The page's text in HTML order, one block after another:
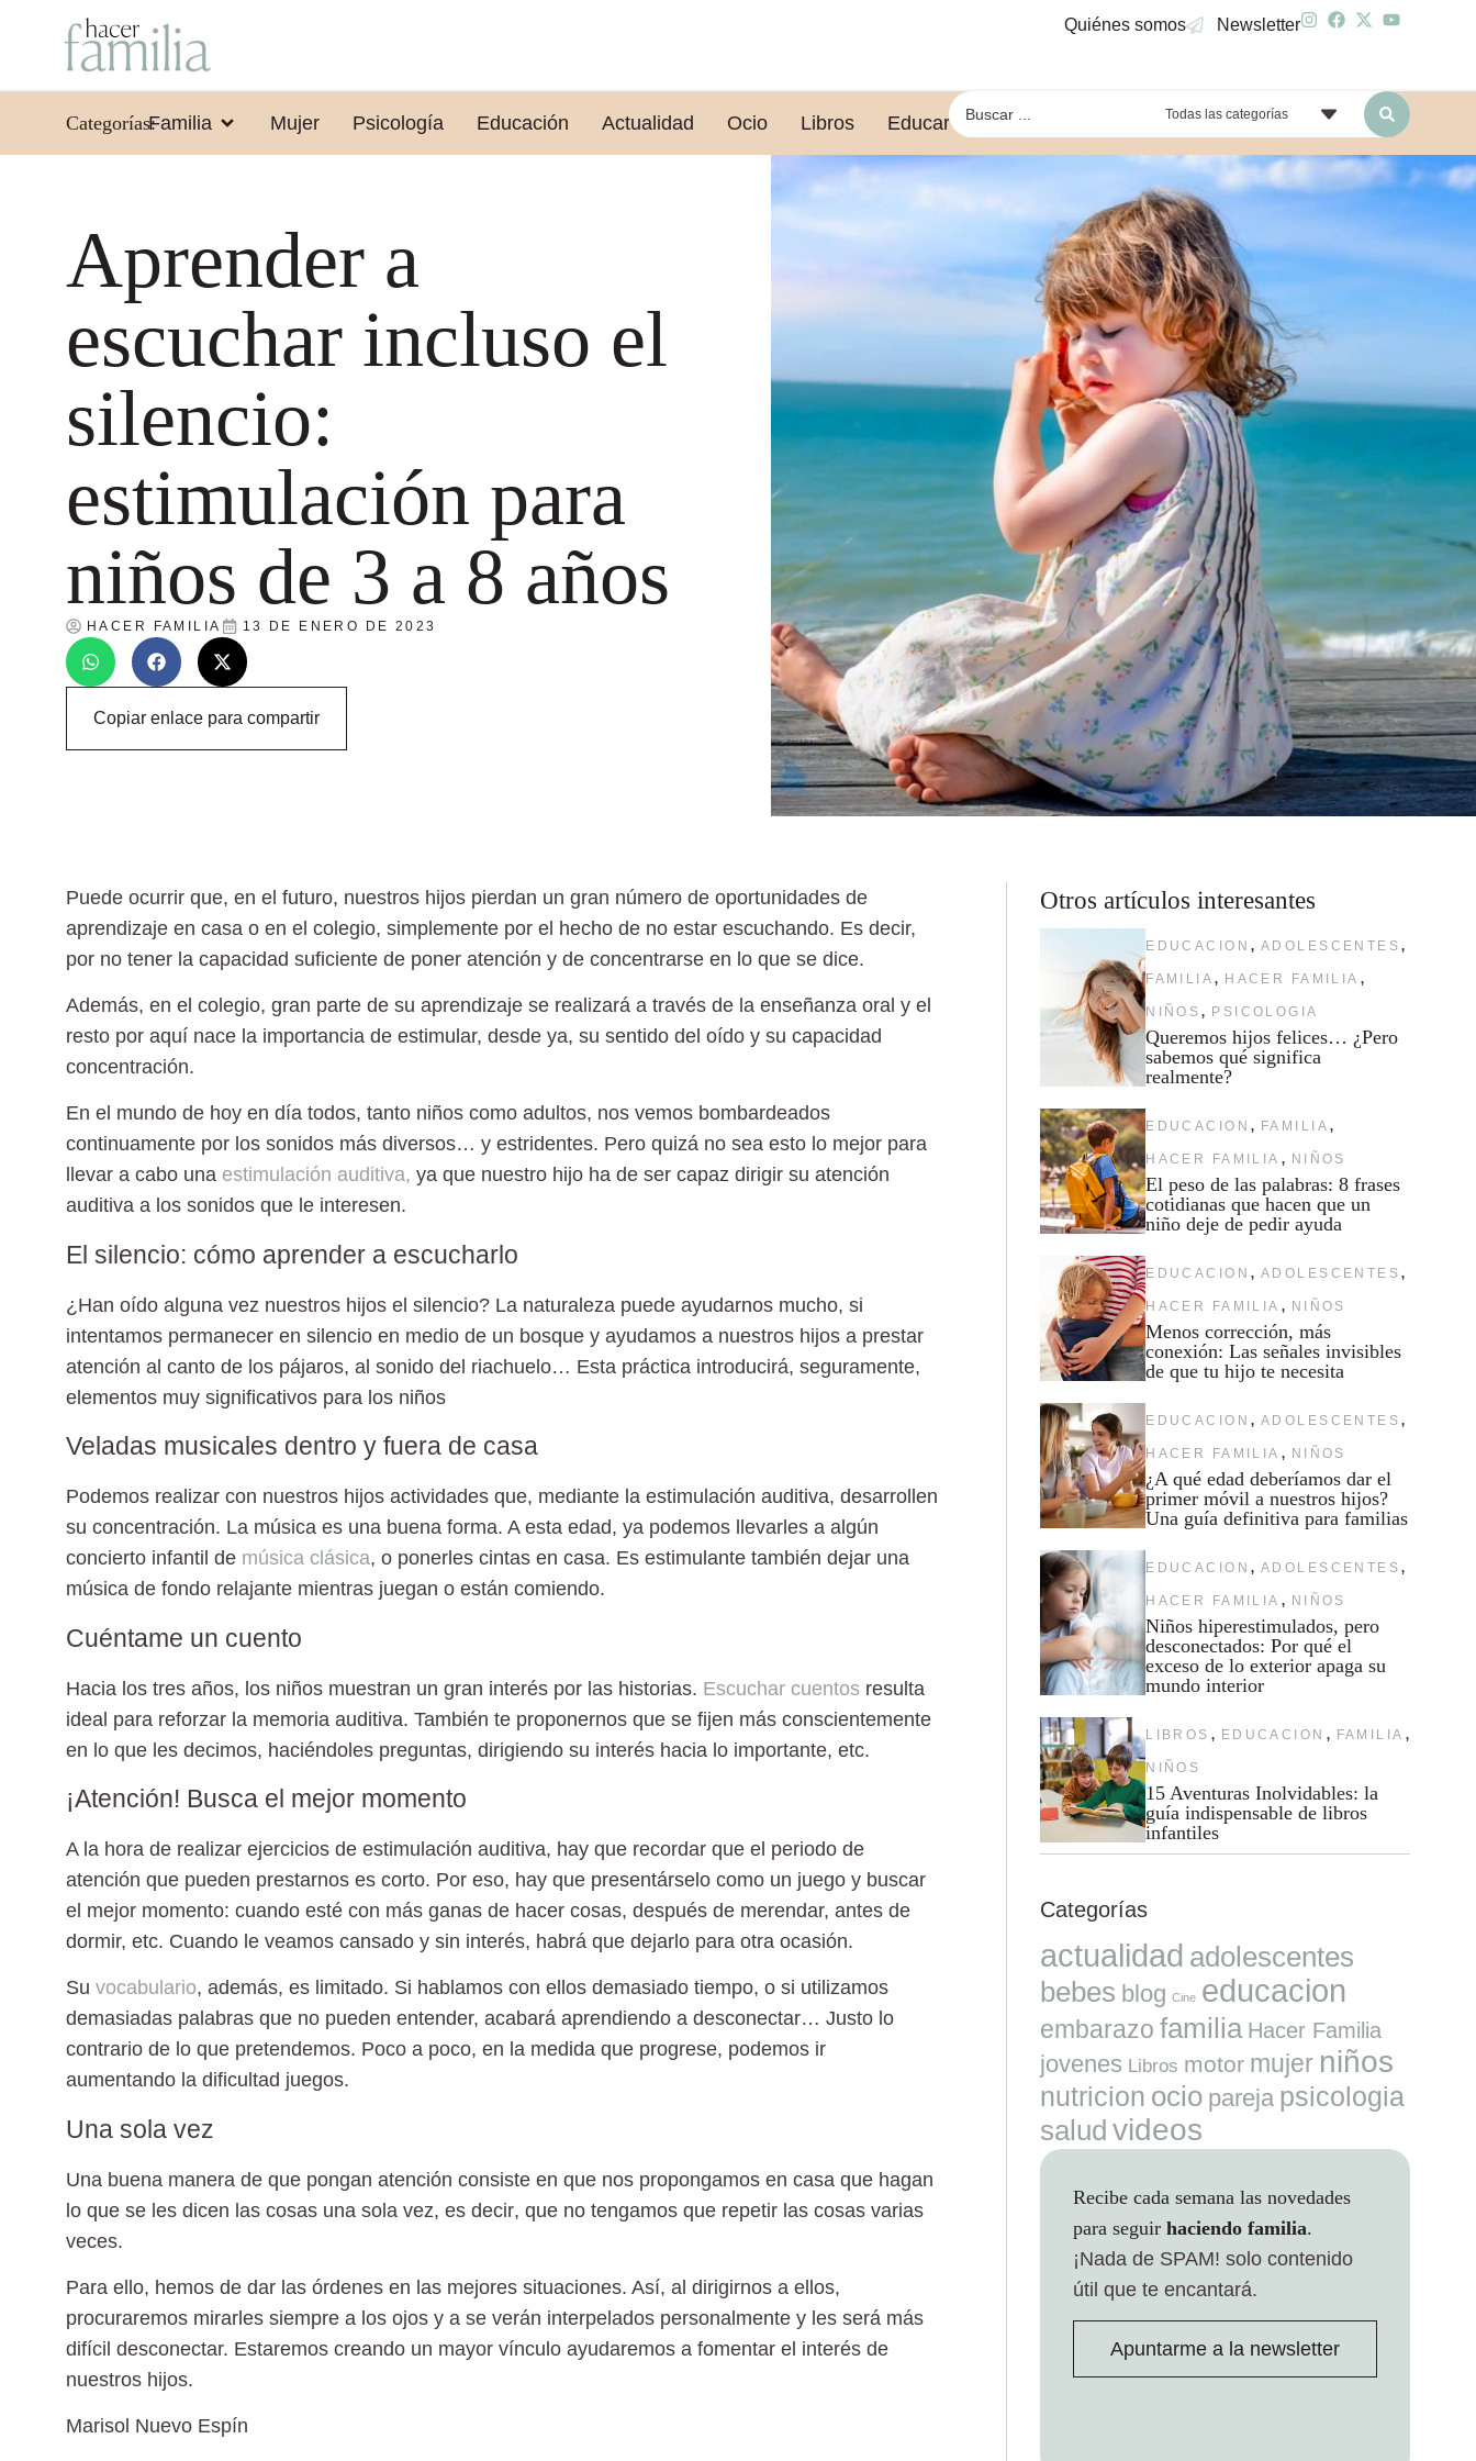
Quiénes somos Newsletter
Categorías:Familia Mujer Psicología Educación Actualidad Ocio Libros Educar leyendo Todas las categorías
Aprender a
escuchar incluso el
silencio:
estimulación para
niños de 3 a 8 años
HACER FAMILIA 13 DE ENERO DE 2023
Copiar enlace para compartir
Puede ocurrir que, en el futuro, nuestros hijos pierdan un gran número de oportunidades de
aprendizaje en casa o en el colegio, simplemente por el hecho de no estar escuchando. Es decir,
por no tener la capacidad suficiente de poner atención y de concentrarse en lo que se dice.
Además, en el colegio, gran parte de su aprendizaje se realizará a través de la enseñanza oral y el
resto por aquí nace la importancia de estimular, desde ya, su sentido del oído y su capacidad
concentración.
En el mundo de hoy en día todos, tanto niños como adultos, nos vemos bombardeados
continuamente por los sonidos más diversos… y estridentes. Pero quizá no sea esto lo mejor para
llevar a cabo una estimulación auditiva, ya que nuestro hijo ha de ser capaz dirigir su atención
auditiva a los sonidos que le interesen.
El silencio: cómo aprender a escucharlo
¿Han oído alguna vez nuestros hijos el silencio? La naturaleza puede ayudarnos mucho, si
intentamos permanecer en silencio en medio de un bosque y ayudamos a nuestros hijos a prestar
atención al canto de los pájaros, al sonido del riachuelo… Esta práctica introducirá, seguramente,
elementos muy significativos para los niños
Veladas musicales dentro y fuera de casa
Podemos realizar con nuestros hijos actividades que, mediante la estimulación auditiva, desarrollen
su concentración. La música es una buena forma. A esta edad, ya podemos llevarles a algún
concierto infantil de música clásica, o ponerles cintas en casa. Es estimulante también dejar una
música de fondo relajante mientras juegan o están comiendo.
Cuéntame un cuento
Hacia los tres años, los niños muestran un gran interés por las historias. Escuchar cuentos resulta
ideal para reforzar la memoria auditiva. También te proponernos que se fijen más conscientemente
en lo que les decimos, haciéndoles preguntas, dirigiendo su interés hacia lo importante, etc.
¡Atención! Busca el mejor momento
A la hora de realizar ejercicios de estimulación auditiva, hay que recordar que el periodo de
atención que pueden prestarnos es corto. Por eso, hay que presentárselo como un juego y buscar
el mejor momento: cuando esté con más ganas de hacer cosas, después de merendar, antes de
dormir, etc. Cuando le veamos cansado y sin interés, habrá que dejarlo para otra ocasión.
Su vocabulario, además, es limitado. Si hablamos con ellos demasiado tiempo, o si utilizamos
demasiadas palabras que no pueden entender, acabará aprendiendo a desconectar… Justo lo
contrario de lo que pretendemos. Poco a poco, en la medida que progrese, podemos ir
aumentando la dificultad juegos.
Una sola vez
Una buena manera de que pongan atención consiste en que nos propongamos en casa que hagan
lo que se les dicen las cosas una sola vez, es decir, que no tengamos que repetir las cosas varias
veces.
Para ello, hemos de dar las órdenes en las mejores situaciones. Así, al dirigirnos a ellos,
procuraremos mirarles siempre a los ojos y a se verán interpelados personalmente y les será más
difícil desconectar. Estaremos creando un mayor vínculo ayudaremos a fomentar el interés de
nuestros hijos.
Marisol Nuevo Espín
Otros artículos interesantes
EDUCACION , ADOLESCENTES ,
FAMILIA , HACER FAMILIA ,
NIÑOS , PSICOLOGIA
Queremos hijos felices… ¿Pero
sabemos qué significa
realmente?
EDUCACION , FAMILIA ,
HACER FAMILIA , NIÑOS
El peso de las palabras: 8 frases
cotidianas que hacen que un
niño deje de pedir ayuda
EDUCACION , ADOLESCENTES ,
HACER FAMILIA , NIÑOS
Menos corrección, más
conexión: Las señales invisibles
de que tu hijo te necesita
EDUCACION , ADOLESCENTES ,
HACER FAMILIA , NIÑOS
¿A qué edad deberíamos dar el
primer móvil a nuestros hijos?
Una guía definitiva para familias
EDUCACION , ADOLESCENTES ,
HACER FAMILIA , NIÑOS
Niños hiperestimulados, pero
desconectados: Por qué el
exceso de lo exterior apaga su
mundo interior
LIBROS , EDUCACION , FAMILIA ,
NIÑOS
15 Aventuras Inolvidables: la
guía indispensable de libros
infantiles
Categorías
actualidad adolescentes
bebes blog Cine educacion
embarazo familia Hacer Familia
jovenes Libros motor mujer niños
nutricion ocio pareja psicologia
salud videos
Recibe cada semana las novedades
para seguir haciendo familia.
¡Nada de SPAM! solo contenido
útil que te encantará.
Apuntarme a la newsletter